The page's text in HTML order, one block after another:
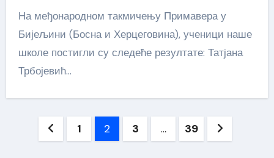
На међонародном такмичењу Примавера у
Бијељини (Босна и Херцеговина), ученици наше
школе постигли су следеће резултате: Татјана
Трбојевић…
Пагинација
1 2 3 … 39